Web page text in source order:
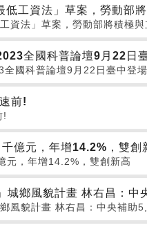
工資法」草案，勞動部
資法」草案，勞動部將積極與
全國科普論壇9月22日
國科普論壇9月22日臺中登場
前!
!
億元，年增14.2%，雙創
元，年增14.2%，雙創新高
城鄉風貌計畫 林右昌：
風貌計畫 林右昌：中央補助